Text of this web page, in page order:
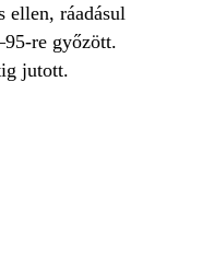
ellen, ráadásul
re győzött.
jutott.